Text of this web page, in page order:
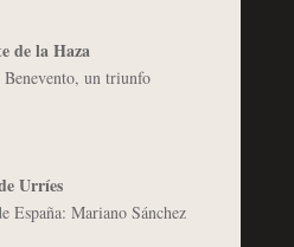
de la Haza
un triunfo
Urríes
España: Mariano Sánchez